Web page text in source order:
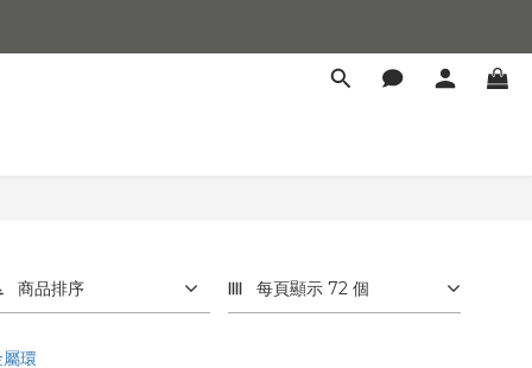
商品排序 每頁顯示 72 個